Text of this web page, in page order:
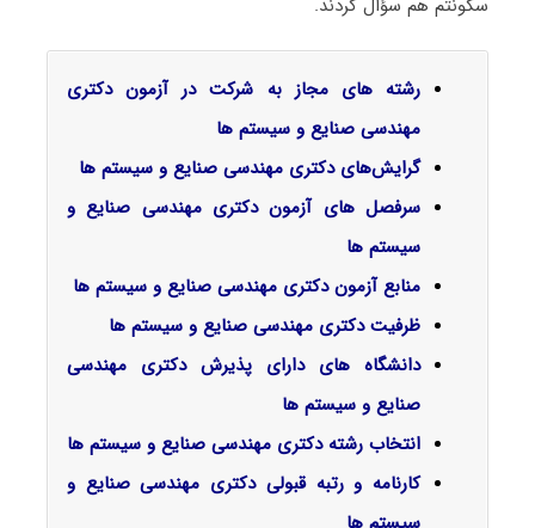
سکونتم هم سؤال کردند.
رشته های مجاز به شرکت در آزمون دکتری
مهندسی صنایع و سیستم ها
گرایش‌های دکتری مهندسی صنایع و سیستم ها
سرفصل‌ های آزمون دکتریمهندسی صنایع و
سیستم ها
منابع آزمون دکتری مهندسی صنایع و سیستم ها
ظرفیت دکتری مهندسی صنایع و سیستم ها
دانشگاه های دارای پذیرش دکتریمهندسی
صنایع و سیستم ها
انتخاب رشته دکتری مهندسی صنایع و سیستم ها
کارنامه و رتبه قبولی دکتری مهندسی صنایع و